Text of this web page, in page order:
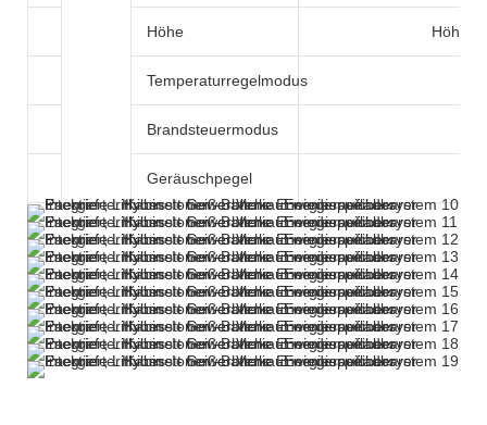
Höhe Höhe <
Temperaturregelmodus
Brandsteuermodus
Geräuschpegel